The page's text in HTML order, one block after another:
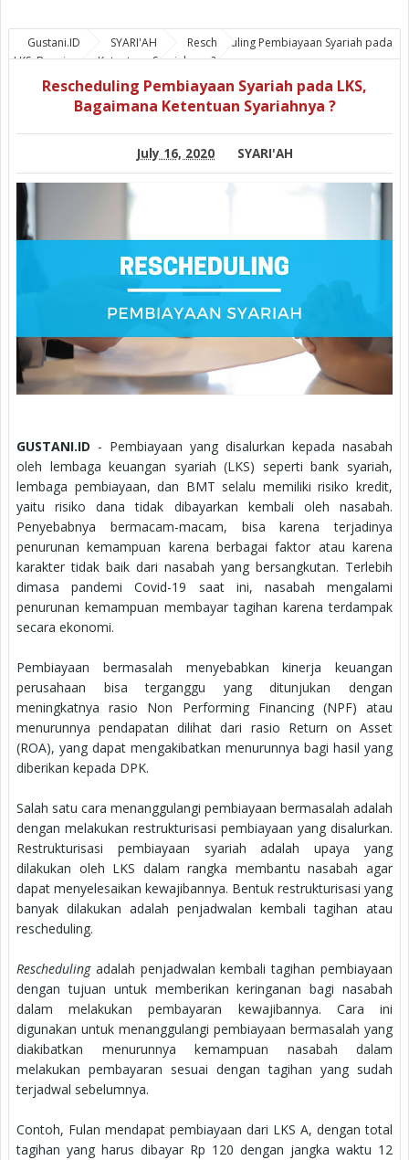
Gustani.ID SYARI'AH
Rescheduling Pembiayaan Syariah pada
LKS, Bagaimana Ketentuan Syariahnya ?
Rescheduling Pembiayaan Syariah pada LKS,
Bagaimana Ketentuan Syariahnya ?
July 16, 2020 SYARI'AH
GUSTANI.ID - Pembiayaan yang disalurkan kepada nasabah
oleh lembaga keuangan syariah (LKS) seperti bank syariah,
lembaga pembiayaan, dan BMT selalu memiliki risiko kredit,
yaitu risiko dana tidak dibayarkan kembali oleh nasabah.
Penyebabnya bermacam-macam, bisa karena terjadinya
penurunan kemampuan karena berbagai faktor atau karena
karakter tidak baik dari nasabah yang bersangkutan. Terlebih
dimasa pandemi Covid-19 saat ini, nasabah mengalami
penurunan kemampuan membayar tagihan karena terdampak
secara ekonomi.
Pembiayaan bermasalah menyebabkan kinerja keuangan
perusahaan bisa terganggu yang ditunjukan dengan
meningkatnya rasio Non Performing Financing (NPF) atau
menurunnya pendapatan dilihat dari rasio Return on Asset
(ROA), yang dapat mengakibatkan menurunnya bagi hasil yang
diberikan kepada DPK.
Salah satu cara menanggulangi pembiayaan bermasalah adalah
dengan melakukan restrukturisasi pembiayaan yang disalurkan.
Restrukturisasi pembiayaan syariah adalah upaya yang
dilakukan oleh LKS dalam rangka membantu nasabah agar
dapat menyelesaikan kewajibannya. Bentuk restrukturisasi yang
banyak dilakukan adalah penjadwalan kembali tagihan atau
rescheduling.
Rescheduling adalah penjadwalan kembali tagihan pembiayaan
dengan tujuan untuk memberikan keringanan bagi nasabah
dalam melakukan pembayaran kewajibannya. Cara ini
digunakan untuk menanggulangi pembiayaan bermasalah yang
diakibatkan menurunnya kemampuan nasabah dalam
melakukan pembayaran sesuai dengan tagihan yang sudah
terjadwal sebelumnya.
Contoh, Fulan mendapat pembiayaan dari LKS A, dengan total
tagihan yang harus dibayar Rp 120 dengan jangka waktu 12